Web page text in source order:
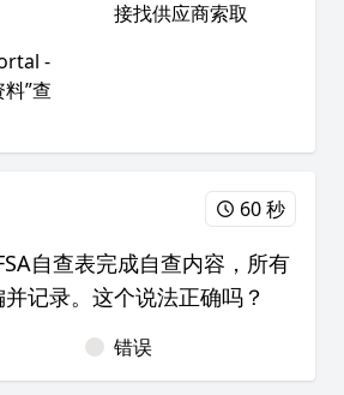
接找供应商索取
-
”查
60 秒
自查表完成自查内容，所有
记录。这个说法正确吗？
错误